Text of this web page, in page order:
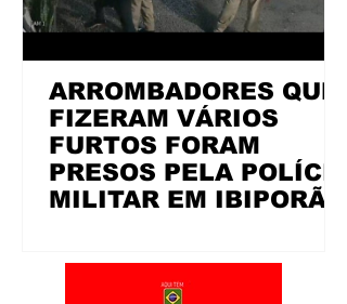
ARROMBADORES QUE
FIZERAM VÁRIOS
FURTOS FORAM
PRESOS PELA POLÍCIA
MILITAR EM IBIPORÃ